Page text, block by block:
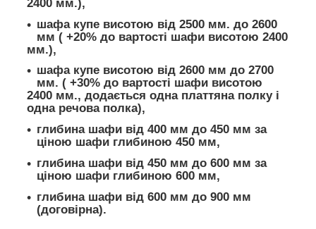
2400 мм.),
шафа купе висотою від 2500 мм. до 2600
мм ( +20% до вартості шафи висотою 2400
мм.),
шафа купе висотою від 2600 мм до 2700
мм. ( +30% до вартості шафи висотою
2400 мм., додається одна платтяна полку і
одна речова полка),
глибина шафи від 400 мм до 450 мм за
ціною шафи глибиною 450 мм,
глибина шафи від 450 мм до 600 мм за
ціною шафи глибиною 600 мм,
глибина шафи від 600 мм до 900 мм
(договірна).